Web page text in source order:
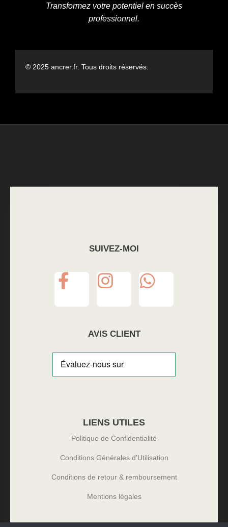
Transformez votre potentiel en succès
professionnel.
© 2025 ancrer.fr. Tous droits réservés.
SUIVEZ-MOI
AVIS CLIENT
LIENS UTILES
Politique de Confidentialité
Conditions Générales d'Utilisation
Conditions de retour & remboursement
Mentions légales​